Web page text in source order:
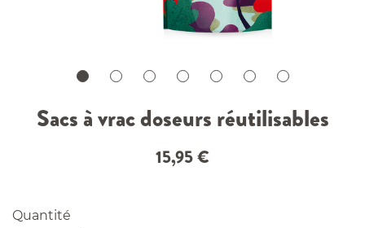
Sacs à vrac doseurs réutilisables
15,95€
Quantité